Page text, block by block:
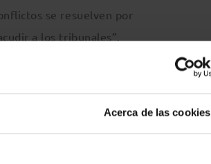
Acerca de las cookies
se resuelven por
a los tribunales”.
por Fernando Cabello,
del Centro
Luis Seller, José